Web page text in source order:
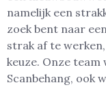
namelijk een
zoek bent naar
strak af te
keuze. Onze
Scanbehang, ook